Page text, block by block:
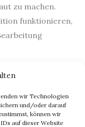
wir Technologien
und/oder darauf
können wir
auf dieser Website
zu machen.
funktionieren,
mit den